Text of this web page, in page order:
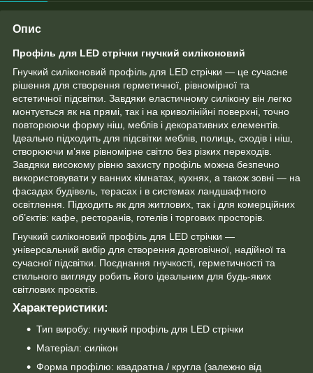
Опис
Профіль для LED стрічки гнучкий силіконовий
Гнучкий силіконовий профіль для LED стрічки — це сучасне
рішення для створення герметичної, рівномірної та
естетичної підсвітки. Завдяки еластичному силікону він легко
монтується як на прямі, так і на криволінійні поверхні, точно
повторюючи форму ніш, меблів і декоративних елементів.
Ідеально підходить для підсвітки меблів, полиць, сходів і ніш,
створюючи м’яке рівномірне світло без різких переходів.
Завдяки високому рівню захисту профіль можна безпечно
використовувати у ванних кімнатах, кухнях, а також зовні — на
фасадах будівель, терасах і в системах ландшафтного
освітлення. Підходить як для житлових, так і для комерційних
об’єктів: кафе, ресторанів, готелів і торгових просторів.
Гнучкий силіконовий профіль для LED стрічки —
універсальний вибір для створення довговічної, надійної та
сучасної підсвітки. Поєднання гнучкості, герметичності та
стильного вигляду робить його ідеальним для будь-яких
світлових проєктів.
Характеристики:
Тип виробу: гнучкий профіль для LED стрічки
Матеріал: силікон
Форма профілю: квадратна / кругла (залежно від